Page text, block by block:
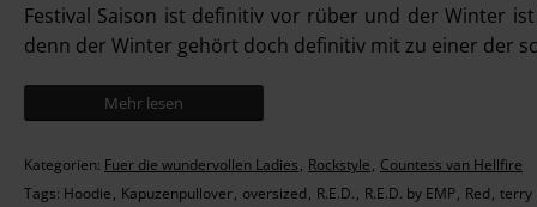
Festival Saison ist definitiv vor rüber und der Winter
denn der Winter gehört doch definitiv mit zu einer der
Mehr lesen
Kategorien: Fuer die wundervollen Ladies Rockstyle Countess van Hellfire
Tags: Hoodie Kapuzenpullover oversized R.E.D. R.E.D. by EMP Red terry